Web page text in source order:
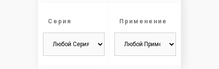
Серия Применение